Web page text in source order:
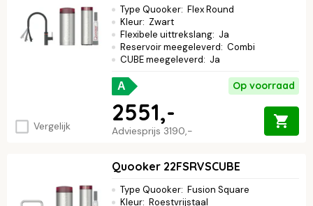
Vergelijk
Type Quooker: Flex Round
Kleur: Zwart
Flexibele uittrekslang: Ja
Reservoir meegeleverd: Combi
CUBE meegeleverd: Ja
A Op voorraad
Adviesprijs 3190,-
2551,-
Quooker 22FSRVSCUBE
Type Quooker: Fusion Square
Kleur: Roestvrijstaal